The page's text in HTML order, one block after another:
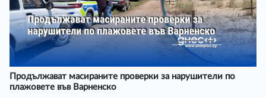
Продължават масираните проверки за нарушители по
плажовете във Варненско